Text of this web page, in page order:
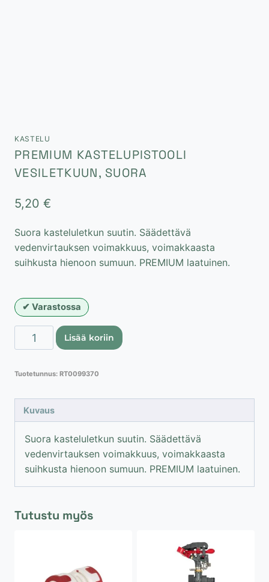
KASTELU
PREMIUM KASTELUPISTOOLI
VESILETKUUN, SUORA
5,20 €
Suora kasteluletkun suutin. Säädettävä
vedenvirtauksen voimakkuus, voimakkaasta
suihkusta hienoon sumuun. PREMIUM laatuinen.
Varastossa
PREMIUM
kastelupistooli
suora
Lisää koriin
Tuotetunnus: RT0099370
Kuvaus
Suora kasteluletkun suutin. Säädettävä
vedenvirtauksen voimakkuus, voimakkaasta
suihkusta hienoon sumuun. PREMIUM laatuinen.
Tutustu myös